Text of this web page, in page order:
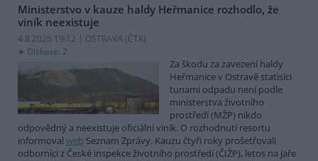
Ministerstvo v kauze haldy Heřmanice rozhodlo, že
viník neexistuje
4.8.2026 19:12 | OSTRAVA (ČTK)
Diskuse: 2
Za škodu za zavezení haldy
Heřmanice v Ostravě statisíci
tunami odpadu není podle
ministerstva životního
prostředí (MŽP) nikdo
odpovědný a neexistuje oficiální viník. O rozhodnutí resortu
informoval web Seznam Zprávy. Kauzu čtyři roky prošetřovali
odborníci z České inspekce životního prostředí (ČIŽP), letos na jaře